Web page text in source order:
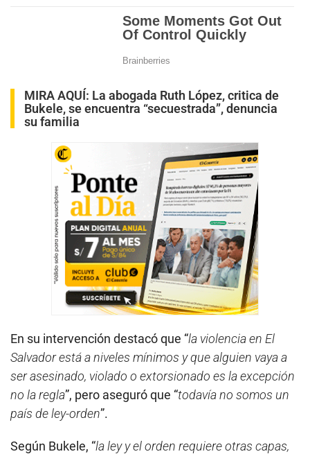
MIRA AQUÍ: La abogada Ruth López, critica de
Bukele, se encuentra “secuestrada”, denuncia
su familia
En su intervención destacó que “la violencia en El
Salvador está a niveles mínimos y que alguien vaya a
ser asesinado, violado o extorsionado es la excepción
no la regla”, pero aseguró que “todavía no somos un
país de ley-orden”.
Según Bukele, “la ley y el orden requiere otras capas,